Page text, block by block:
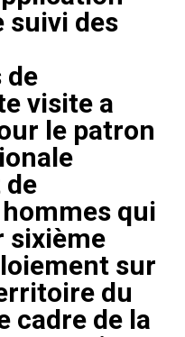
suivi des
de
visite a
le patron
de
qui
sixième
sur
du
cadre de la